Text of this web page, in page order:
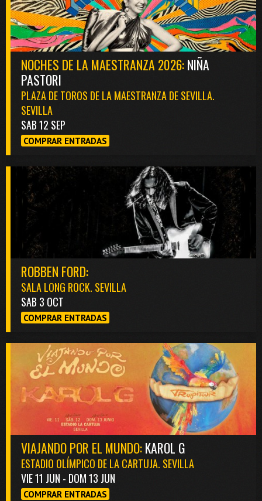
NOCHES DE LA MAESTRANZA 2026:NIÑA
PASTORI
PLAZA DE TOROS DE LA MAESTRANZA DE SEVILLA.
SEVILLA
SAB 12 SEP
COMPRAR ENTRADAS
ROBBEN FORD:
SALA LONG ROCK. SEVILLA
SAB 3 OCT
COMPRAR ENTRADAS
VIAJANDO POR EL MUNDO:KAROL G
ESTADIO OLÍMPICO DE LA CARTUJA. SEVILLA
VIE 11 JUN - DOM 13 JUN
COMPRAR ENTRADAS